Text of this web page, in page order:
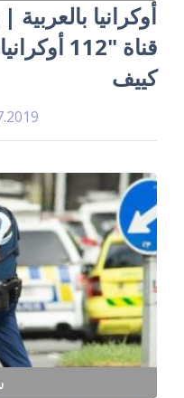
أوكرانيا
قناة "112
كييف
- 13:59